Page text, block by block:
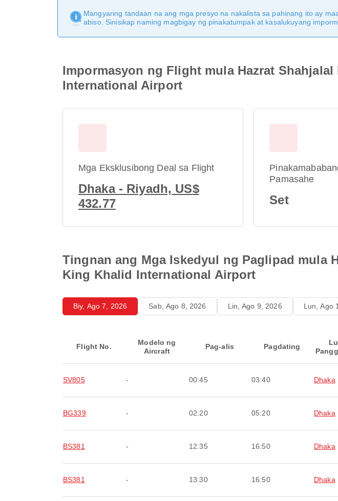
Mangyaring tandaan na ang mga presyo na nakalista sa pahinang ito ay
abiso. Sinisikap naming magbigay ng pinakatumpak at kasalukuyang
Impormasyon ng Flight mula Hazrat
International Airport
Mga Eksklusibong Deal sa Flight
Dhaka - Riyadh, US$
432.77
Pamasahe
Set
Tingnan ang Mga Iskedyul ng Paglipad mula
King Khalid International Airport
Biy, Ago 7, 2026 Sab, Ago 8, 2026 Lin, Ago 9, 2026 Lun, Ago
Flight No.
Modelo ng
Aircraft
Pag-alis Pagdating
SV805 - 00:45 03:40 Dhaka
BG339 - 02:20 05:20 Dhaka
BS381 - 12:35 16:50 Dhaka
BS381 - 13:30 16:50 Dhaka